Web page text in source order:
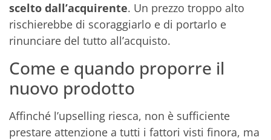
scelto dall’acquirente. Un prezzo troppo alto
rischierebbe di scoraggiarlo e di portarlo e
rinunciare del tutto all’acquisto.
Come e quando proporre il
nuovo prodotto
Affinché l’upselling riesca, non è sufficiente
prestare attenzione a tutti i fattori visti finora, ma